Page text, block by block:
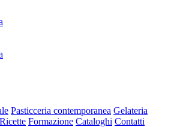
Pasticceria contemporanea Gelateria
Ricette Formazione Cataloghi Contatti